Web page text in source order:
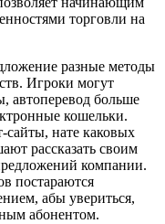
торговли на
разные методы
Игроки могут
автоперевод больше
кошельки.
сайты, нате каковых
рассказать своим
компании.
постараются
абы увериться,
абонентом.